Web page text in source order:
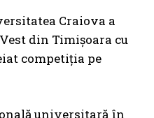
Craiova a
din Timișoara cu
competiția pe
universitară în